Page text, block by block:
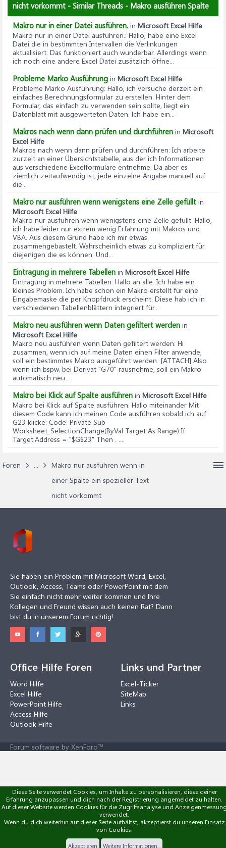
nicht vorkommt - Similar Threads - Makro ausführen Spalte
Makro nur in einer Datei ausführen. in Microsoft Excel Hilfe
Makro nur in einer Datei ausführen.: Hallo, habe eine Excel
Datei die in bestimmten Intervallen die Verlinkungen
aktualisiert. Das funktioniert auch wunderbar. Allerdings wenn
ich noch eine andere Excel Datei zusätzlich öffne...
Probleme Marko Ausführung in Microsoft Excel Hilfe
Probleme Marko Ausführung: Hallo, ich versuche derzeit ein
einfaches Berechnungsformular zu erstellen. Hinter dem
Formular, das einfach zu verwenden sein sollte, liegt ein
Datenblatt mit ausgewerteten Daten. Ich habe ein...
Makros nach wenn dann prüfen und durchführen in Microsoft
Excel Hilfe
Makros nach wenn dann prüfen und durchführen: Ich arbeite
zurzeit an einer Übersichtstabelle, aus der ich Informationen
aus verschiedene Excelformulare entnehme. Da aber es
ziemlich zeitaufwendig ist, jede einzelne Angabe manuell auf
die...
Makro nur ausführen wenn wenigstens eine Zelle gefüllt in
Microsoft Excel Hilfe
Makro nur ausführen wenn wenigstens eine Zelle gefüllt: Hallo,
ich habe leider nur extrem wenig Erfahrung mit Makros und
VBA. Aus diesem Grund habe ich mir etwas
zusammengebastelt. Wahrscheinlich etwas zu kompliziert für
diejenigen die es können. Und...
Eintragung in mehrere Tabellen in Microsoft Excel Hilfe
Eintragung in mehrere Tabellen: Hallo an alle. Ich habe ein
kleines Problem. Ich habe schon ein Makro erstellt für eine
Eingabemaske die per Knopfdruck erscheint. Diese hab ich in
verschiedenen Tabellenblättern integriert für...
Makro neu ausführen wenn Daten gefiltert werden in
Microsoft Excel Hilfe
Makro neu ausführen wenn Daten gefiltert werden: Hi
zusammen, wenn ich auf meine Daten einen Filter anwende,
soll ein bestimmtes Makro ausgeführt werden. [ATTACH] Also
wenn ich bspw. bei Derivat "G70" rausnehme, soll ein Makro
automatisch neu...
Makro bei Klick auf Spalte ausführen in Microsoft Excel Hilfe
Makro bei Klick auf Spalte ausführen: Hallo miteinander Mit
diesem Code kann ich meinen Code ausführen sobald ich auf
G23 klicke: Code: Private Sub
Worksheet_SelectionChange(ByVal Target As Range) If
Target.Address = "$G$23" Then . ....
Foren ...
Makro nur ausführen wenn in
einer Spalte ein spezieller Text
nicht vorkommt
Sie haben ein Problem mit Microsoft Word, Excel,
Outlook, Access, Teams oder PowerPoint mit dem
Sie einfach nicht mehr weiter kommen und Ihre
Kollegen und Freund wissen auch keinen Rat? Dann
bist du in unserem Forum richtig!
Office Hilfe Foren
Word Hilfe
Excel Hilfe
PowerPoint Hilfe
Access Hilfe
Outlook Hilfe
Links und Partner
Excel-Ticker
SiteMap
Links
Forum software by XenForo™
Diese Seite verwendet Cookies, um Inhalte zu personalisieren, diese deiner
Erfahrung anzupassen und dich nach der Registrierung angemeldet zu halten.
Auf dieser Website werden Cookies für die Zugriffsanalyse und
verwendet.
Wenn du dich weiterhin auf dieser Seite aufhältst, akzeptierst du unseren Einsatz
von Cookies.
Akzeptieren Weitere Informationen...